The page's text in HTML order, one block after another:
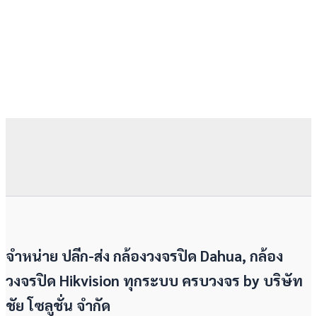
จำหน่าย ปลีก-ส่ง กล้องวงจรปิด Dahua, กล้อง
วงจรปิด Hikvision ทุกระบบ ครบวงจร by บริษัท
ชัย โซลูชั่น จำกัด